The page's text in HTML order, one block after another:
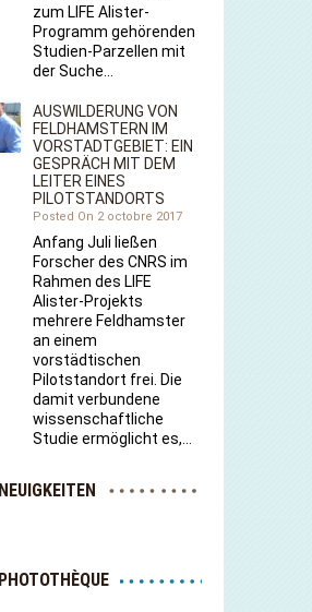
zum LIFE Alister-
Programm gehörenden
Studien-Parzellen mit
der Suche…
AUSWILDERUNG VON
FELDHAMSTERN IM
VORSTADTGEBIET: EIN
GESPRÄCH MIT DEM
LEITER EINES
PILOTSTANDORTS
Posted On 2 octobre 2017
Anfang Juli ließen
Forscher des CNRS im
Rahmen des LIFE
Alister-Projekts
mehrere Feldhamster
an einem
vorstädtischen
Pilotstandort frei. Die
damit verbundene
wissenschaftliche
Studie ermöglicht es,…
NEUIGKEITEN
PHOTOTHÈQUE